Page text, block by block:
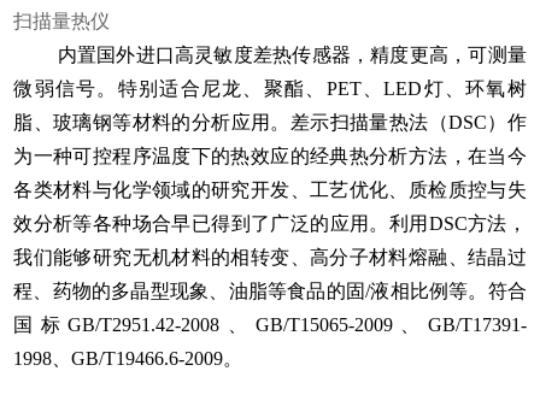
扫描量热仪
内置国外进口高灵敏度差热传感器，精度更高，可测量
微弱信号。特别适合尼龙、聚酯、PET、LED灯、环氧树
脂、玻璃钢等材料的分析应用。差示扫描量热法（DSC）作
为一种可控程序温度下的热效应的经典热分析方法，在当今
各类材料与化学领域的研究开发、工艺优化、质检质控与失
效分析等各种场合早已得到了广泛的应用。利用DSC方法，
我们能够研究无机材料的相转变、高分子材料熔融、结晶过
程、药物的多晶型现象、油脂等食品的固/液相比例等。 符合
国标GB/T2951.42-2008、GB/T15065-2009、GB/T17391-
1998、GB/T19466.6-2009。